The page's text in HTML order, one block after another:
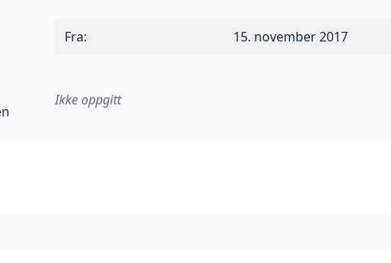
Fra: 15. november 2017
implementasjonsregel eller annen spesifikasjon, som ligger
Ikke oppgitt